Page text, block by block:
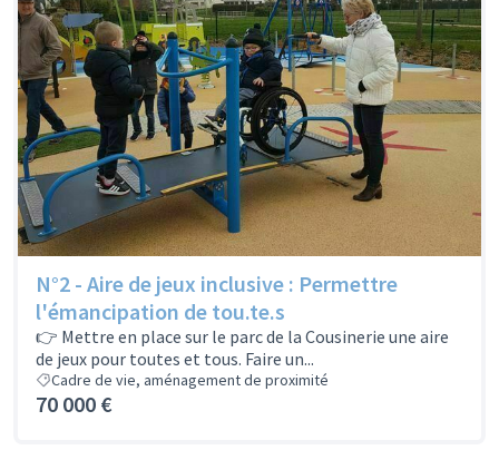
N°2 - Aire de jeux inclusive : Permettre
l'émancipation de tou.te.s
👉 Mettre en place sur le parc de la Cousinerie une aire
de jeux pour toutes et tous. Faire un...
Cadre de vie, aménagement de proximité
70 000 €